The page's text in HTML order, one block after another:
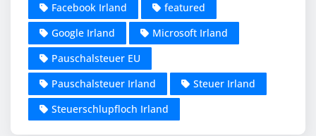
Facebook Irland
featured
Google Irland
Microsoft Irland
Pauschalsteuer EU
Pauschalsteuer Irland
Steuer Irland
Steuerschlupfloch Irland